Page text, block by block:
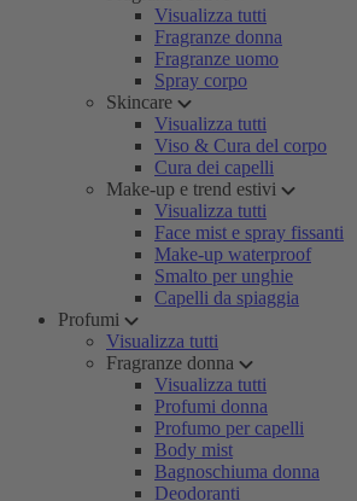
Visualizza tutti
Fragranze donna
Fragranze uomo
Spray corpo
Skincare
Visualizza tutti
Viso & Cura del corpo
Cura dei capelli
Make-up e trend estivi
Visualizza tutti
Face mist e spray fissanti
Make-up waterproof
Smalto per unghie
Capelli da spiaggia
Profumi
Visualizza tutti
Fragranze donna
Visualizza tutti
Profumi donna
Profumo per capelli
Body mist
Bagnoschiuma donna
Deodoranti